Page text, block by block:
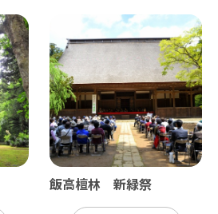
飯高檀林 新緑祭